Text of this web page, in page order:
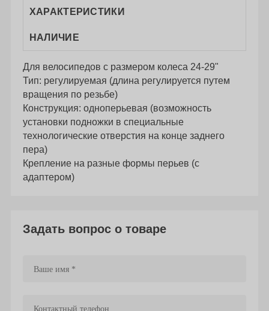
ХАРАКТЕРИСТИКИ
НАЛИЧИЕ
Для велосипедов с размером колеса 24-29"
Тип: регулируемая (длина регулируется путем
вращения по резьбе)
Конструкция: одноперьевая (возможность
установки подножки в специальные
технологические отверстия на конце заднего
пера)
Крепление на разные формы перьев (с
адаптером)
Задать вопрос о товаре